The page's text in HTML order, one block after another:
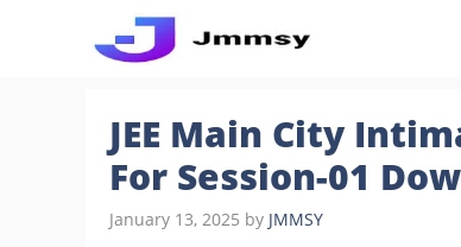
JEE Main City
For Session-01
January 13, 2025 by JMMSY